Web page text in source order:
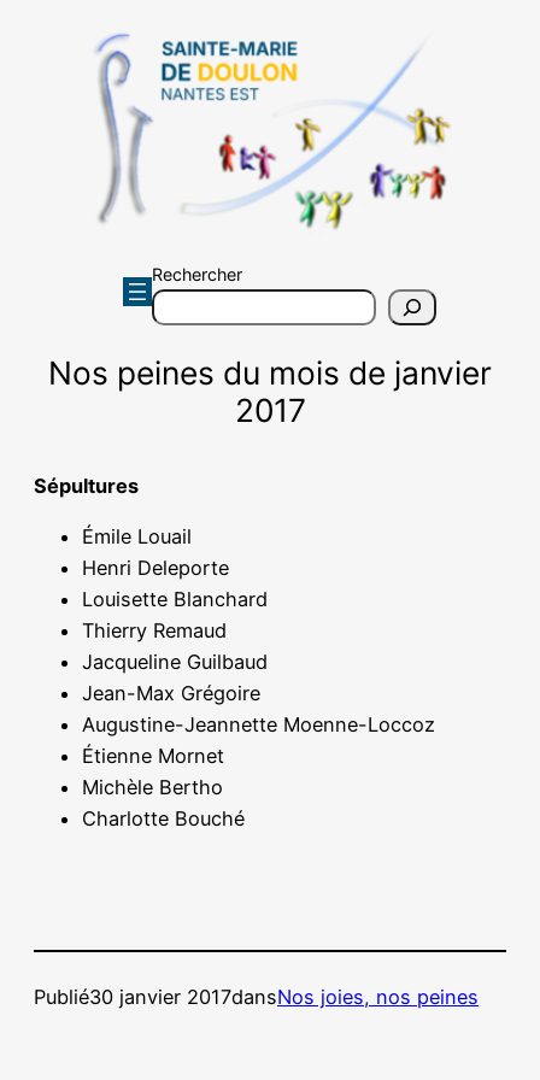
Rechercher
Nos peines du mois de janvier
2017
Sépultures
Émile Louail
Henri Deleporte
Louisette Blanchard
Thierry Remaud
Jacqueline Guilbaud
Jean-Max Grégoire
Augustine-Jeannette Moenne-Loccoz
Étienne Mornet
Michèle Bertho
Charlotte Bouché
Publié30 janvier 2017dansNos joies, nos peines